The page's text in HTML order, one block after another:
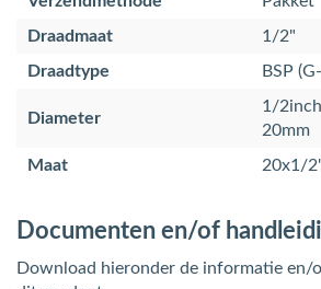
Draadmaat
1/2"
Draadtype
BSP
Diameter
1/2inch
20mm
Maat
20x1/
Documenten en/of
Download hieronder de informatie en/